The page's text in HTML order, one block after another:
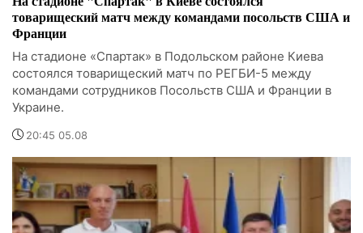
товарищеский матч между командами посольств США и
Франции
На стадионе «Спартак» в Подольском районе Киева
состоялся товарищеский матч по РЕГБИ-5 между
командами сотрудников Посольств США и Франции в
Украине.
20:45 05.08